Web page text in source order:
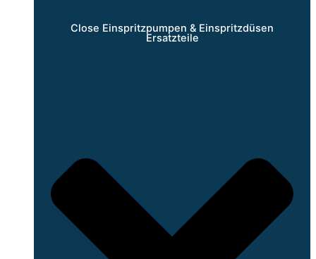
Close Einspritzpumpen & Einspritzdüsen
Ersatzteile